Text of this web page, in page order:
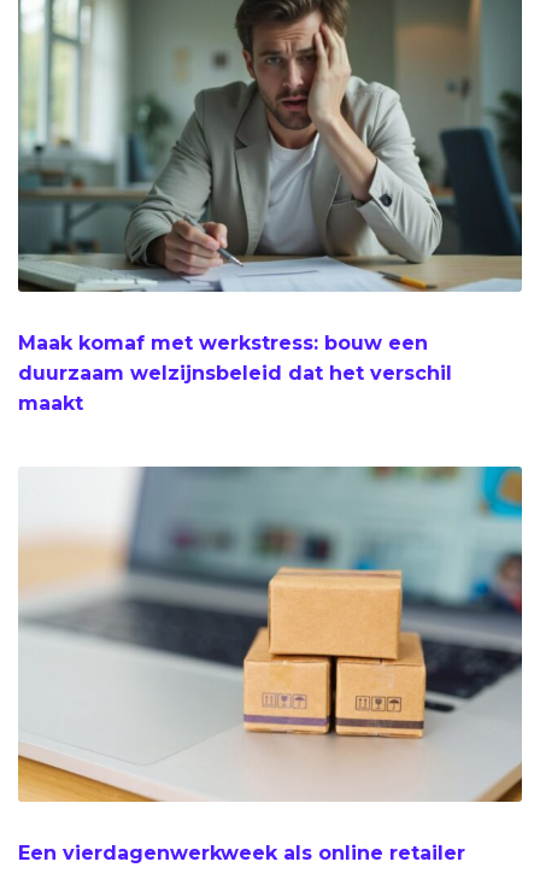
Maak komaf met werkstress: bouw een
duurzaam welzijnsbeleid dat het verschil
maakt
Een vierdagenwerkweek als online retailer